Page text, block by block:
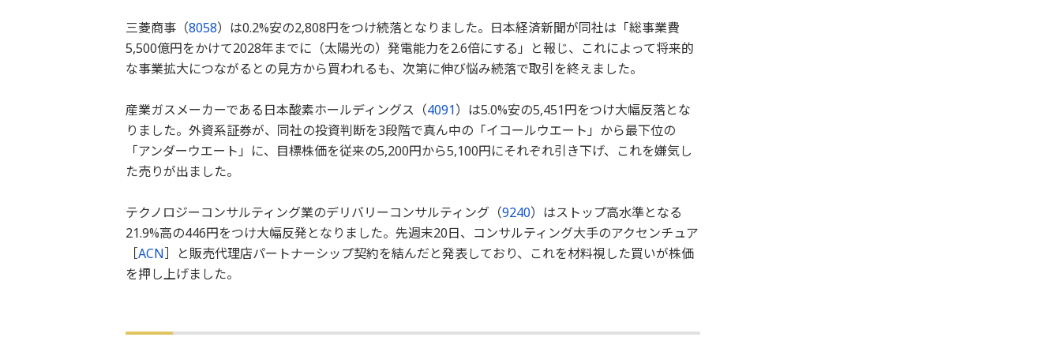
三菱商事（8058）は0.2%安の2,808円をつけ続落となりました。日本経済新聞が同社は「総事業費
5,500億円をかけて2028年までに（太陽光の）発電能力を2.6倍にする」と報じ、これによって将来的
な事業拡大につながるとの見方から買われるも、次第に伸び悩み続落で取引を終えました。
産業ガスメーカーである日本酸素ホールディングス（4091）は5.0%安の5,451円をつけ大幅反落とな
りました。外資系証券が、同社の投資判断を3段階で真ん中の「イコールウエート」から最下位の
「アンダーウエート」に、目標株価を従来の5,200円から5,100円にそれぞれ引き下げ、これを嫌気し
た売りが出ました。
テクノロジーコンサルティング業のデリバリーコンサルティング（9240）はストップ高水準となる
21.9%高の446円をつけ大幅反発となりました。先週末20日、コンサルティング大手のアクセンチュア
［ACN］と販売代理店パートナーシップ契約を結んだと発表しており、これを材料視した買いが株価
を押し上げました。